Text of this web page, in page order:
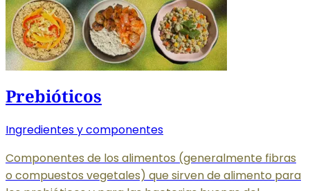
Prebióticos
Ingredientes y componentes
Componentes de los alimentos (generalmente fibras
o compuestos vegetales) que sirven de alimento para